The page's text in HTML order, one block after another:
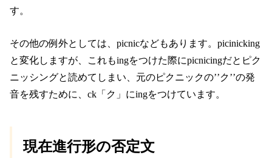
す。
その他の例外としては、picnicなどもあります。picinicking
と変化しますが、これもingをつけた際にpicnicingだとピク
ニッシングと読めてしまい、元のピクニックの’’ク’’の発
音を残すために、ck「ク」にingをつけています。
現在進行形の否定文